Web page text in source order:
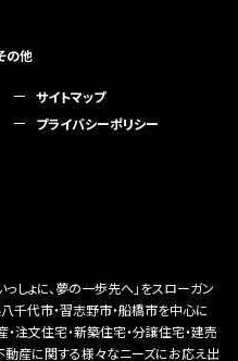
の他
サイトマップ
プライバシーポリシー
しょに、夢の一歩先へ」をスローガン
千代市・習志野市・船橋市を中心に
注文住宅・新築住宅・分譲住宅・建売
動産に関する様々なニーズにお応え出